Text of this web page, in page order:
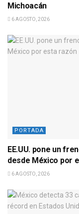
Michoacán
6 AGOSTO, 2026
PORTADA
EE.UU. pone un
desde México por
6 AGOSTO, 2026